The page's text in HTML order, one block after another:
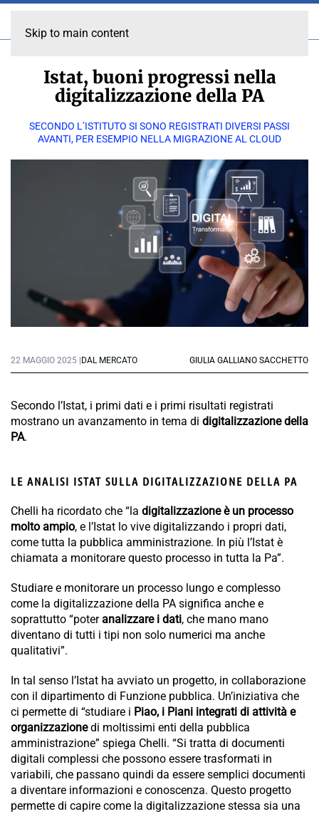
Skip to main content
Istat, buoni progressi nella
digitalizzazione della PA
SECONDO L’ISTITUTO SI SONO REGISTRATI DIVERSI PASSI
AVANTI, PER ESEMPIO NELLA MIGRAZIONE AL CLOUD
22 MAGGIO 2025 | DAL MERCATO GIULIA GALLIANO SACCHETTO
Secondo l’Istat, i primi dati e i primi risultati registrati
mostrano un avanzamento in tema di digitalizzazione della
PA.
LE ANALISI ISTAT SULLA DIGITALIZZAZIONE DELLA PA
Chelli ha ricordato che “la digitalizzazione è un processo
molto ampio, e l’Istat lo vive digitalizzando i propri dati,
come tutta la pubblica amministrazione. In più l’Istat è
chiamata a monitorare questo processo in tutta la Pa”.
Studiare e monitorare un processo lungo e complesso
come la digitalizzazione della PA significa anche e
soprattutto “poteranalizzare i dati, che mano mano
diventano di tutti i tipi non solo numerici ma anche
qualitativi”.
In tal senso l’Istat ha avviato un progetto, in collaborazione
con il dipartimento di Funzione pubblica. Un’iniziativa che
ci permette di “studiare i Piao, i Piani integrati di attività e
organizzazionedi moltissimi enti della pubblica
amministrazione” spiega Chelli. “Si tratta di documenti
digitali complessi che possono essere trasformati in
variabili, che passano quindi da essere semplici documenti
a diventare informazioni e conoscenza. Questo progetto
permette di capire come la digitalizzazione stessa sia una